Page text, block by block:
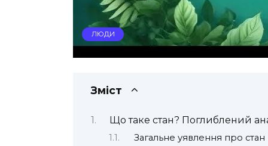
ЛЮДИ
Зміст
Що таке стан? Поглиблений
Загальне уявлення про стан